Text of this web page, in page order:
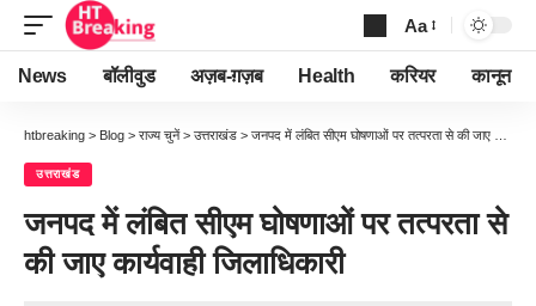
Font
Resizer
Aa
News बॉलीवुड अज़ब-ग़ज़ब Health करियर कानून
htbreaking > Blog > राज्य चुनें > उत्तराखंड > जनपद में लंबित सीएम घोषणाओं पर तत्परता से की जाए कार्यवाही जिलाधिकारी
उत्तराखंड
जनपद में लंबित सीएम घोषणाओं पर तत्परता से
की जाए कार्यवाही जिलाधिकारी